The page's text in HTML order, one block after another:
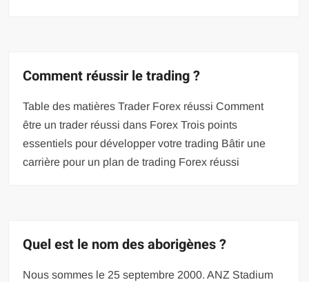
Comment réussir le trading ?
Table des matières Trader Forex réussi Comment
être un trader réussi dans Forex Trois points
essentiels pour développer votre trading Bâtir une
carrière pour un plan de trading Forex réussi
Quel est le nom des aborigènes ?
Nous sommes le 25 septembre 2000. ANZ Stadium